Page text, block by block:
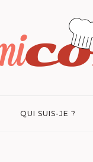
QUI SUIS-JE ?